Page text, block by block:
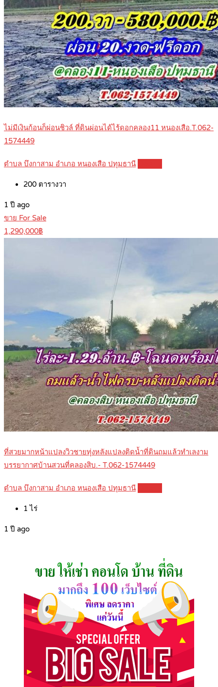
ไม่มีเงินก้อนก็ผ่อนชิวล์ ที่ดินผ่อนได้ไร้ดอกคลอง11 หนองเสือ.T.062-
1574449
ตำบล บึงกาสาม อำเภอ หนองเสือ ปทุมธานี
200 ตารางวา
1 ปี ago
ขาย For Sale
1,290,000฿
ที่สวยมากหน้าแปลงวิวชายทุ่งหลังแปลงติดน้ำที่ดินถมแล้วทำเลงาม
บรรยากาศบ้านสวนที่คลองสิบ.- T.062-1574449
ตำบล บึงกาสาม อำเภอ หนองเสือ ปทุมธานี
1 ไร่
1 ปี ago